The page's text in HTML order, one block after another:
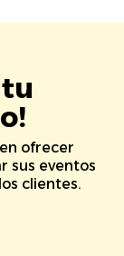
ofrecer
sus eventos
clientes.